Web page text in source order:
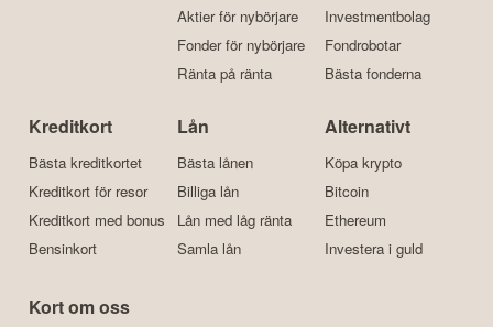
Aktier för nybörjare
Fonder för nybörjare
Ränta på ränta
Investmentbolag
Fondrobotar
Bästa fonderna
Kreditkort
Bästa kreditkortet
Kreditkort för resor
Kreditkort med bonus
Bensinkort
Lån
Bästa lånen
Billiga lån
Lån med låg ränta
Samla lån
Alternativt
Köpa krypto
Bitcoin
Ethereum
Investera i guld
Kort om oss